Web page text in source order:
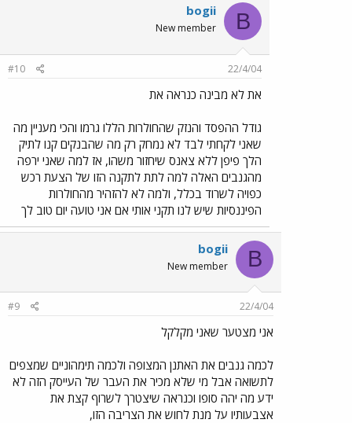
B
bogii
New member
22/4/04
#10
את לא מבינה כנראה את
גודל ההפסד והנזק שהחולרות הללו גרמו והכי מעניין מה
שאני לקחתי לבד לא נמחק רק מה שהבנקים קנו לתיק
הלך פיפן ללא צאנס שיחזור משהו, אז למה שאני ירפה
מהגנבים האלה למה לתת לתקנה הזו של הצעת רכש
כפויה לשרוד בכלל, ולמה לא להזהיר מהחולרות
הפיננסיות שיש לנו תקני אותי אם אני טועה יום טוב לך
B
bogii
New member
22/4/04
#9
אני מצטער שאני מקלקל
לכמה גנבים את האתנן המצופה ולכמה תימהוניים שמצפים
לתשואה אבל מי שלא מכיר את העבר של העייסק הזה לא
ידע מה יהה סופו וכנראה שיצטרך לשרוף קצת את
אצבעותיו על מנת לחוש את הצריבה הזו,